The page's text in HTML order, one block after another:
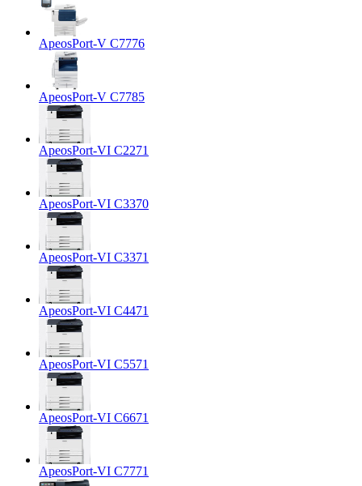
ApeosPort-V C7776
ApeosPort-V C7785
ApeosPort-VI C2271
ApeosPort-VI C3370
ApeosPort-VI C3371
ApeosPort-VI C4471
ApeosPort-VI C5571
ApeosPort-VI C6671
ApeosPort-VI C7771